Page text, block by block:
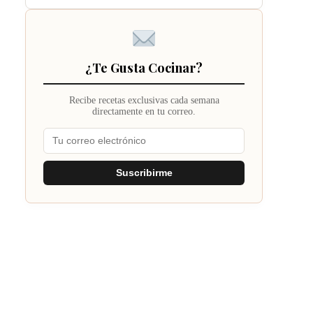
¿Te Gusta Cocinar?
Recibe recetas exclusivas cada semana
directamente en tu correo.
Suscribirme